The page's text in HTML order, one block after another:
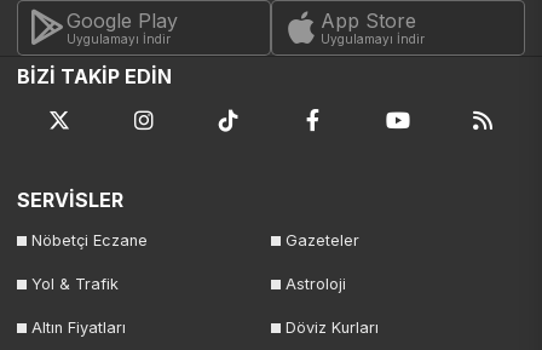
Google Play
Uygulamayı İndir
App Store
Uygulamayı İndir
BİZİ TAKİP EDİN
SERVİSLER
Nöbetçi Eczane Gazeteler
Yol & Trafik Astroloji
Altın Fiyatları Döviz Kurları